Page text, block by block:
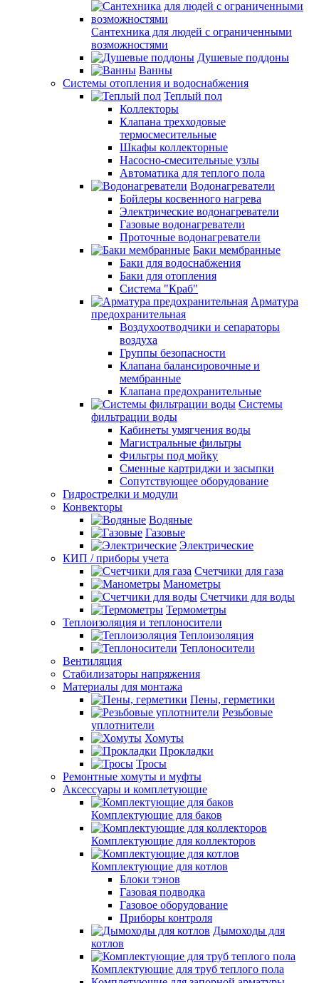
Сантехника для людей с ограниченными
возможностями
Душевые поддоны
Ванны
Системы отопления и водоснабжения
Теплый пол
Коллекторы
Клапана трехходовые
термосмесительные
Шкафы коллекторные
Насосно-смесительные узлы
Автоматика для теплого пола
Водонагреватели
Бойлеры косвенного нагрева
Электрические водонагреватели
Газовые водонагреватели
Проточные водонагреватели
Баки мембранные
Баки для водоснабжения
Баки для отопления
Система "Краб"
Арматура
предохранительная
Воздухоотводчики и сепараторы
воздуха
Группы безопасности
Клапана балансировочные и
мембранные
Клапана предохранительные
Системы
фильтрации воды
Кабинеты умягчения воды
Магистральные фильтры
Фильтры под мойку
Сменные картриджи и засыпки
Сопутствующее оборудование
Гидрострелки и модули
Конвекторы
Водяные
Газовые
Электрические
КИП / приборы учета
Счетчики для газа
Манометры
Счетчики для воды
Термометры
Теплоизоляция и теплоносители
Теплоизоляция
Теплоносители
Вентиляция
Стабилизаторы напряжения
Материалы для монтажа
Пены, герметики
Резьбовые
уплотнители
Хомуты
Прокладки
Тросы
Ремонтные хомуты и муфты
Аксессуары и комплетующие
Комплектующие для баков
Комплектующие для коллекторов
Комплектующие для котлов
Блоки тэнов
Газовая подводка
Газовое оборудование
Приборы контроля
Дымоходы для
котлов
Комплектующие для труб теплого пола